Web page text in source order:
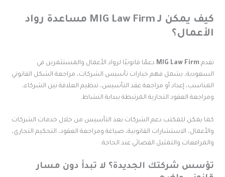
كيف يمكن لـ MIG Law Firm مساعدة رواد
MIG Law Firm دعمًا قانونيًا لرواد الأعمال والمستثمرين في
يشمل فهم خيارات تأسيس الشركات، مراجعة الشكل القانوني
إعداد أو مراجعة عقد التأسيس، تنظيم العلاقة بين الشركاء،
العقود التجارية المرتبطة ببداية النشاط.
يمكن للمكتب دعم الشركات بعد التأسيس من خلال خدمات الشركات
الاستشارات القانونية، صياغة ومراجعة العقود، التحكيم التجاري،
والتمثيل القضائي عند الحاجة.
شركتك الجديدة؟ لا تبدأ دون مسار